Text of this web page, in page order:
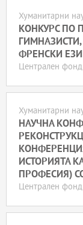
Хуманитарни
КОНКУРС ПО
ФРЕНСКИ
Централен фонд
Хуманитарни
НАУЧНА
ИСТОРИЯТА
ПРОФЕСИЯ)
Централен фонд